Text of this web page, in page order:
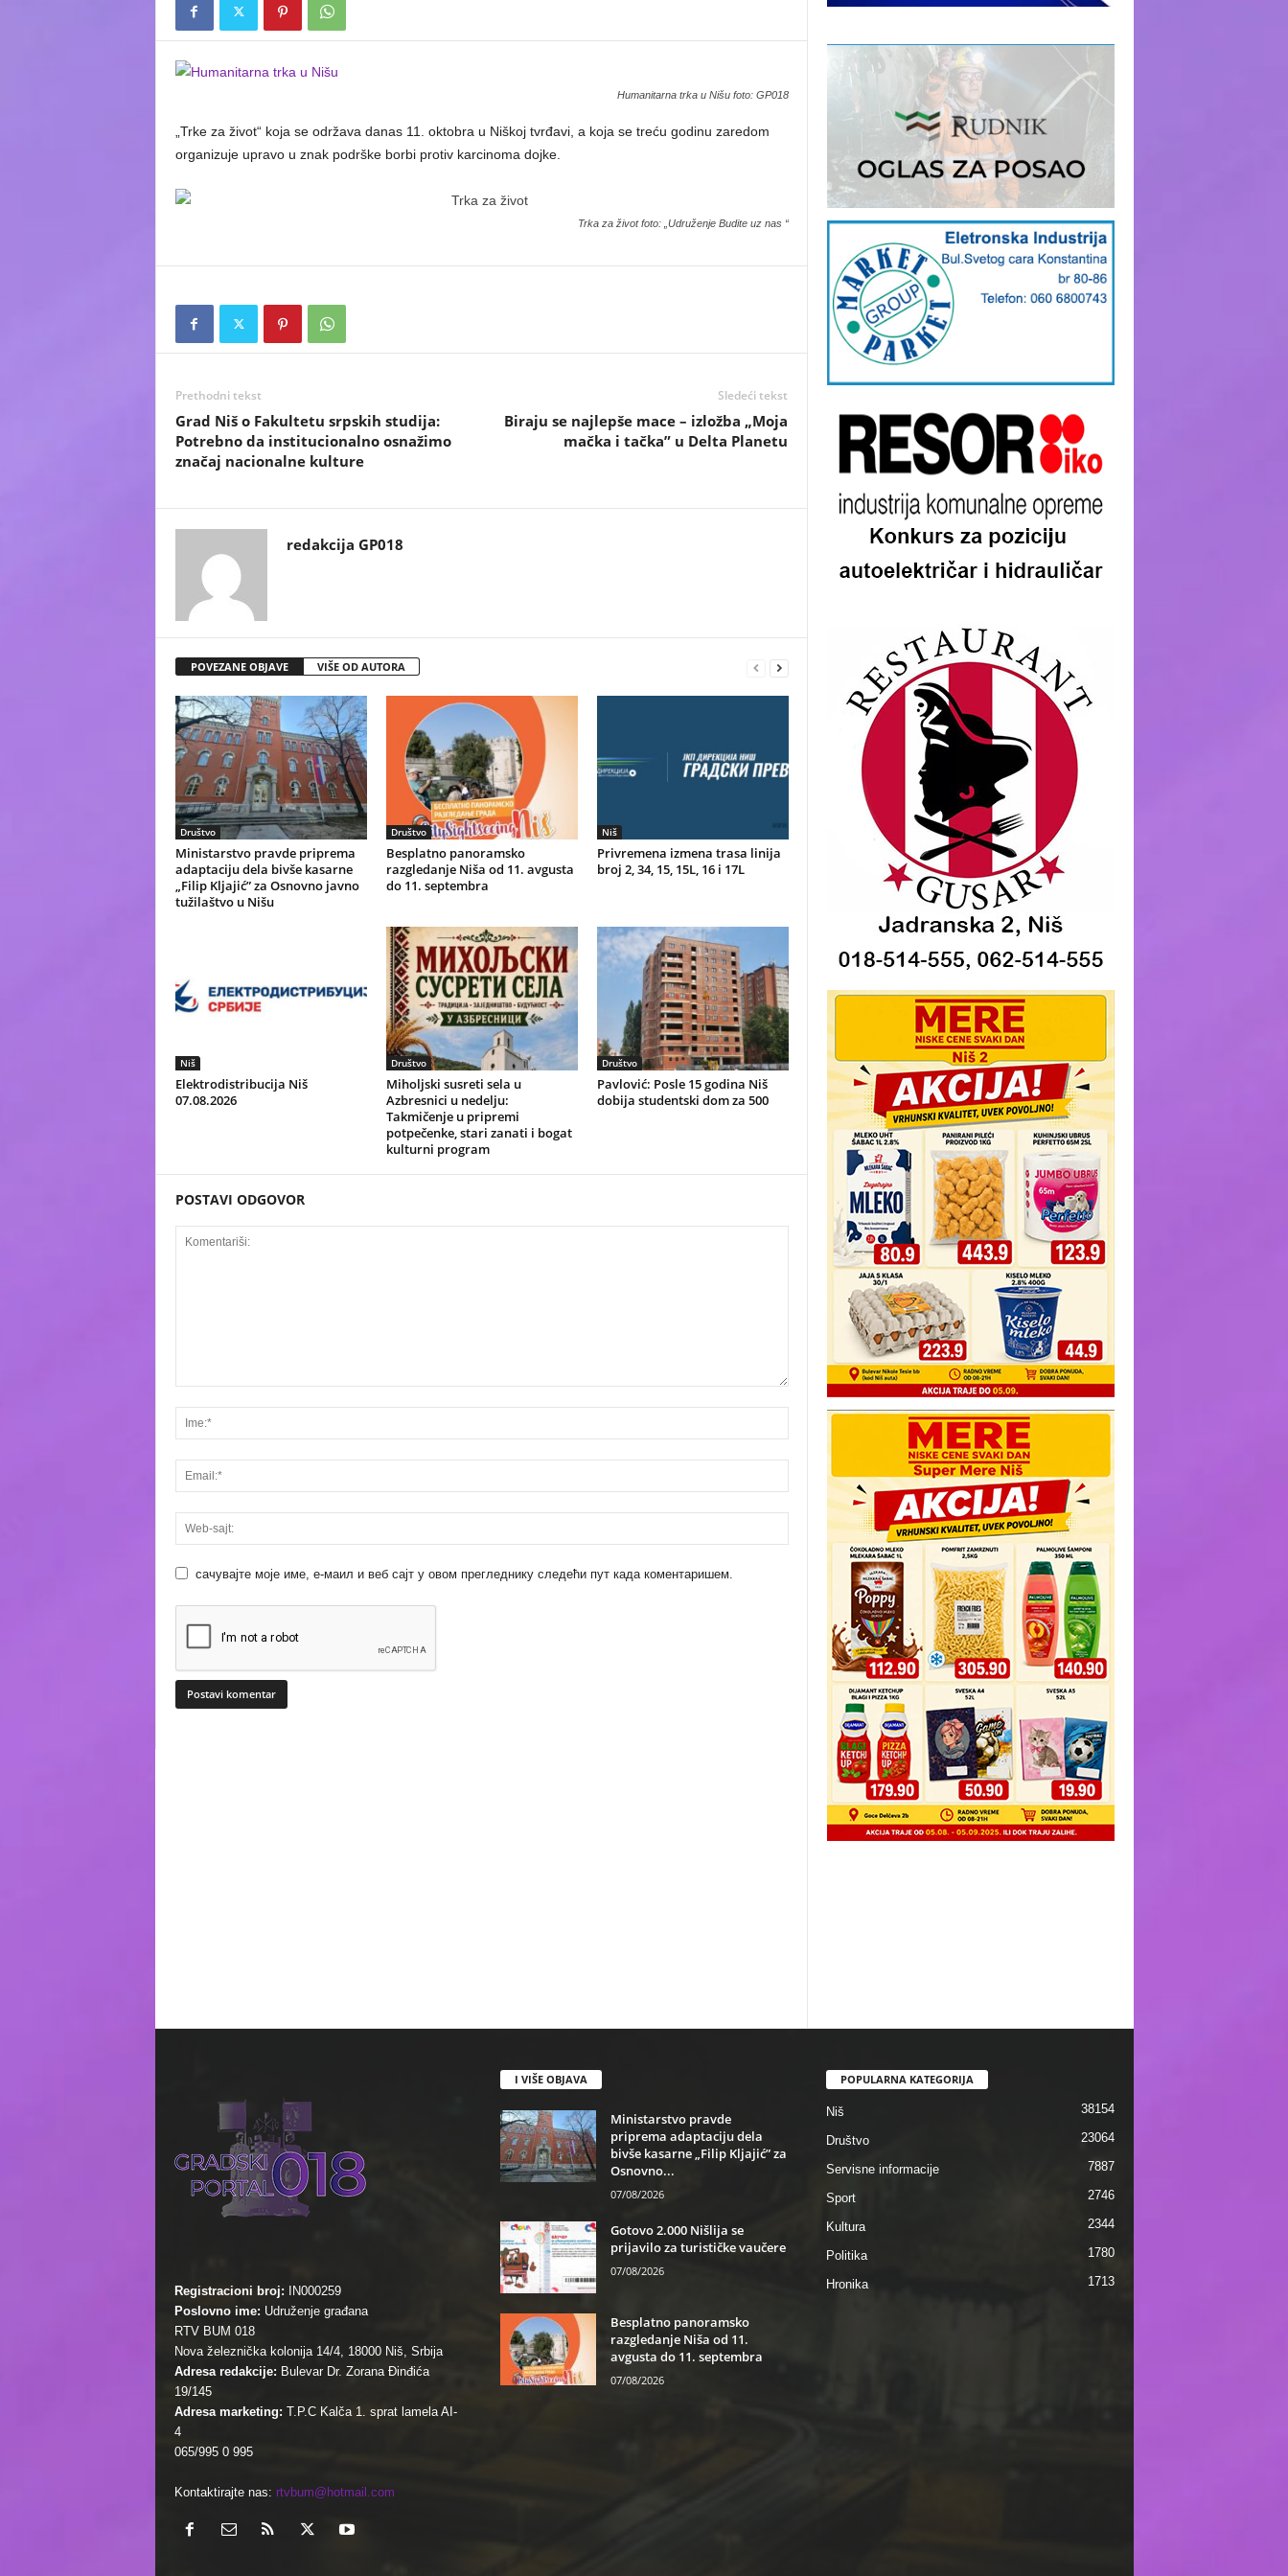
Humanitarna trka u Nišu foto: GP018
„Trke za život“ koja se održava danas 11. oktobra u Niškoj tvrđavi, a koja se treću godinu zaredom
organizuje upravo u znak podrške borbi protiv karcinoma dojke.
Trka za život foto: „Udruženje Budite uz nas “
Prethodni tekst
Grad Niš o Fakultetu srpskih studija:
Potrebno da institucionalno osnažimo
značaj nacionalne kulture
Sledeći tekst
Biraju se najlepše mace – izložba „Moja
mačka i tačka” u Delta Planetu
redakcija GP018
POVEZANE OBJAVE VIŠE OD AUTORA
Društvo
Ministarstvo pravde priprema
adaptaciju dela bivše kasarne
„Filip Kljajić” za Osnovno javno
tužilaštvo u Nišu
Društvo
Besplatno panoramsko
razgledanje Niša od 11. avgusta
do 11. septembra
Niš
Privremena izmena trasa linija
broj 2, 34, 15, 15L, 16 i 17L
Niš
Elektrodistribucija Niš
07.08.2026
Društvo
Miholjski susreti sela u
Azbresnici u nedelju:
Takmičenje u pripremi
potpečenke, stari zanati i bogat
kulturni program
Društvo
Pavlović: Posle 15 godina Niš
dobija studentski dom za 500
POSTAVI ODGOVOR
сачувајте моје име, е-маил и веб сајт у овом прегледнику следећи пут када коментаришем.
Registracioni broj:
IN000259
Poslovno ime: Udruženje građana
RTV BUM 018
Nova železnička kolonija 14/4, 18000 Niš, Srbija
Adresa redakcije: Bulevar Dr. Zorana Đinđića
19/145
Adresa marketing: T.P.C Kalča 1. sprat lamela AI-
4
065/995 0 995
Kontaktirajte nas: rtvbum@hotmail.com
I VIŠE OBJAVA
Ministarstvo pravde
priprema adaptaciju dela
bivše kasarne „Filip Kljajić” za
Osnovno...
07/08/2026
Gotovo 2.000 Nišlija se
prijavilo za turističke vaučere
07/08/2026
Besplatno panoramsko
razgledanje Niša od 11.
avgusta do 11. septembra
07/08/2026
POPULARNA KATEGORIJA
Niš 38154
Društvo 23064
Servisne informacije 7887
Sport 2746
Kultura 2344
Politika 1780
Hronika 1713